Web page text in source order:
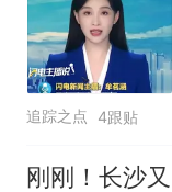
追踪之点 4跟贴
刚刚！长沙